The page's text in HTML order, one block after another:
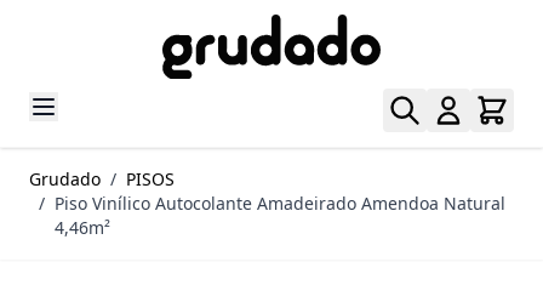
Grudado / PISOS
/ Piso Vinílico Autocolante Amadeirado Amendoa Natural
4,46m²